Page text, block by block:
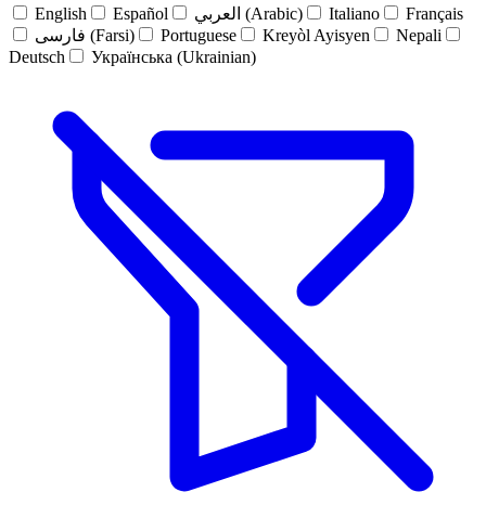
English Español العربي (Arabic) Italiano
Français
فارسی (Farsi)
Portuguese Kreyòl Ayisyen
Nepali
Deutsch
Українська (Ukrainian)